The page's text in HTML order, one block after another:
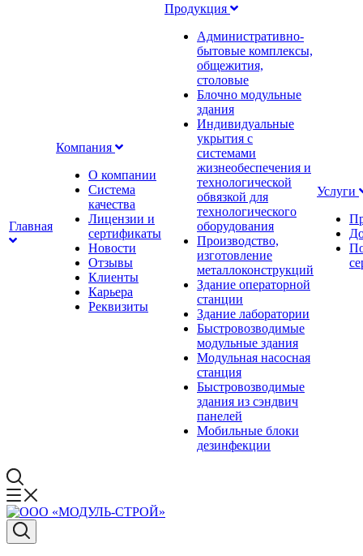
Главная
Компания
О компании
Система
качества
Лицензии и
сертификаты
Новости
Отзывы
Клиенты
Карьера
Реквизиты
Продукция
Административно-
бытовые комплексы,
общежития,
столовые
Блочно модульные
здания
Индивидуальные
укрытия с
системами
жизнеобеспечения и
технологической
обвязкой для
технологического
оборудования
Производство,
изготовление
металлоконструкций
Здание операторной
станции
Здание лаборатории
Быстровозводимые
модульные здания
Модульная насосная
станция
Быстровозводимые
здания из сэндвич
панелей
Мобильные блоки
дезинфекции
Услуги